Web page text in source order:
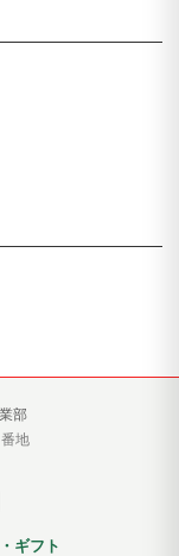
部
地
ギフト